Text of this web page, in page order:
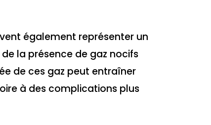
également représenter un
la présence de gaz nocifs
de ces gaz peut entraîner
à des complications plus